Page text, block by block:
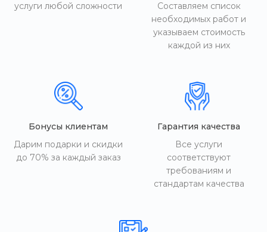
услуги любой сложности
Составляем список
необходимых работ и
указываем стоимость
каждой из них
Бонусы клиентам
Дарим подарки и скидки
до 70% за каждый заказ
Гарантия качества
Все услуги
соответствуют
требованиям и
стандартам качества